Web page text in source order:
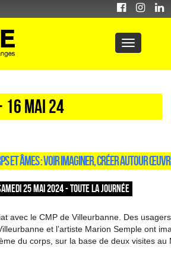
Mai 24
ET ÂMES : VOIR IMAGINER, CRÉER AUTOUR
25 MAI 2024 - TOUTE LA JOURNÉE
avec le CMP de Villeurbanne. Des
et l’artiste Marion Semple ont
du corps, sur la base de deux visites au